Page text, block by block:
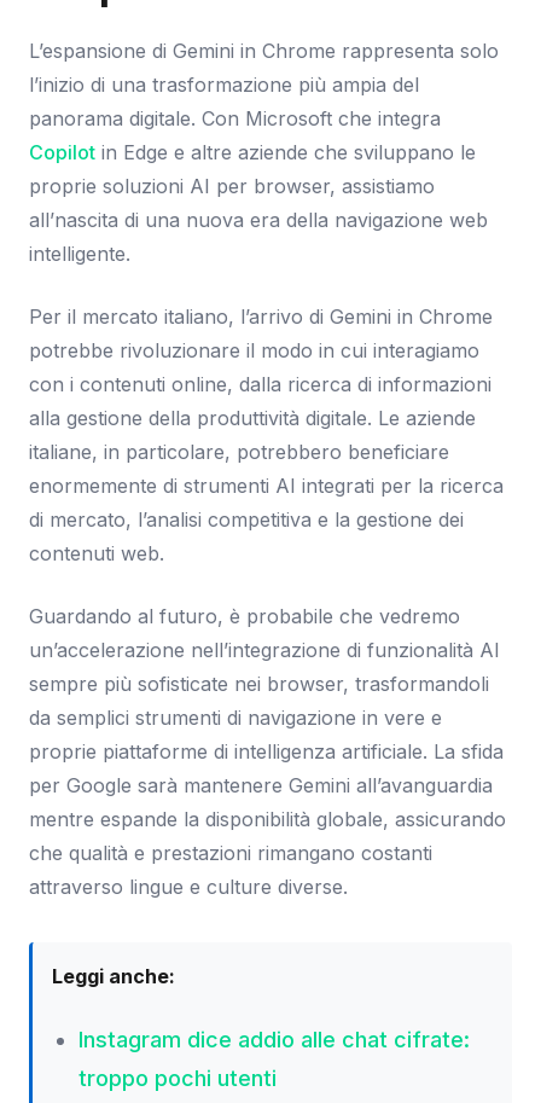
L’espansione di Gemini in Chrome rappresenta solo
l’inizio di una trasformazione più ampia del
panorama digitale. Con Microsoft che integra
Copilot in Edge e altre aziende che sviluppano le
proprie soluzioni AI per browser, assistiamo
all’nascita di una nuova era della navigazione web
intelligente.
Per il mercato italiano, l’arrivo di Gemini in Chrome
potrebbe rivoluzionare il modo in cui interagiamo
con i contenuti online, dalla ricerca di informazioni
alla gestione della produttività digitale. Le aziende
italiane, in particolare, potrebbero beneficiare
enormemente di strumenti AI integrati per la ricerca
di mercato, l’analisi competitiva e la gestione dei
contenuti web.
Guardando al futuro, è probabile che vedremo
un’accelerazione nell’integrazione di funzionalità AI
sempre più sofisticate nei browser, trasformandoli
da semplici strumenti di navigazione in vere e
proprie piattaforme di intelligenza artificiale. La sfida
per Google sarà mantenere Gemini all’avanguardia
mentre espande la disponibilità globale, assicurando
che qualità e prestazioni rimangano costanti
attraverso lingue e culture diverse.
Leggi anche:
Instagram dice addio alle chat cifrate:
troppo pochi utenti